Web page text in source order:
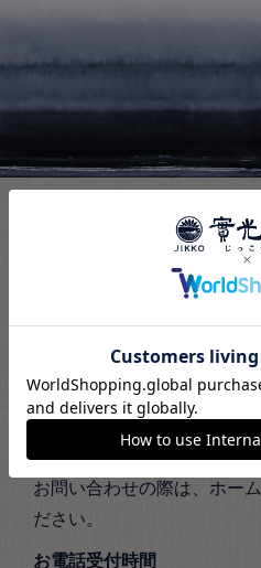
お電話でのお問い
072-229-
お問い合わせの際は、ホー
ださい。
お電話受付時間